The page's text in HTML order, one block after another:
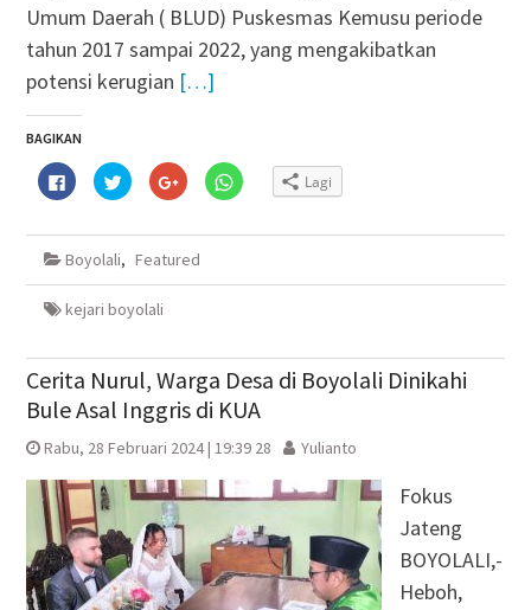
Umum Daerah ( BLUD) Puskesmas Kemusu periode
tahun 2017 sampai 2022, yang mengakibatkan
potensi kerugian […]
BAGIKAN
Klik
untuk
membagikan
Facebook(Membuka
jendela
baru)
Klik
untuk
berbagi
Twitter(Membuka
jendela
baru)
Klik
untuk
berbagi
Google+
di
yang
Klik
untuk
WhatsApp(Membuka
baru)
Lagi
Boyolali, Featured
kejari boyolali
Cerita Nurul, Warga Desa di Boyolali Dinikahi
Bule Asal Inggris di KUA
Rabu, 28 Februari 2024 | 19:39 28 Yulianto
Fokus
Jateng
BOYOLALI,-
Heboh,